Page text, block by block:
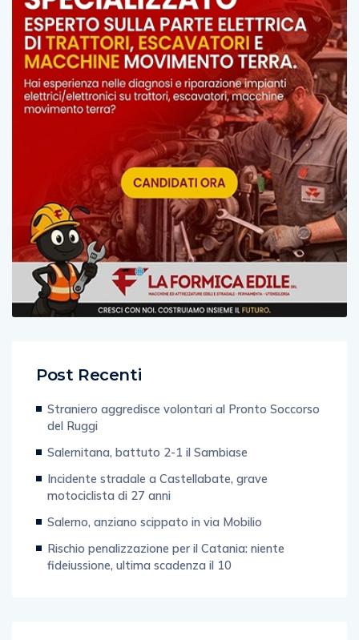
Post Recenti
Straniero aggredisce volontari al Pronto Soccorso
del Ruggi
Salernitana, battuto 2-1 il Sambiase
Incidente stradale a Castellabate, grave
motociclista di 27 anni
Salerno, anziano scippato in via Mobilio
Rischio penalizzazione per il Catania: niente
fideiussione, ultima scadenza il 10